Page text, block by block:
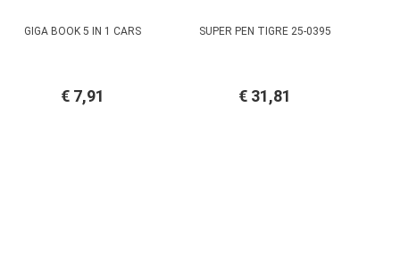
GIGA BOOK 5 IN 1 CARS
€ 7,91
SUPER PEN TIGRE 25-0395
€ 31,81